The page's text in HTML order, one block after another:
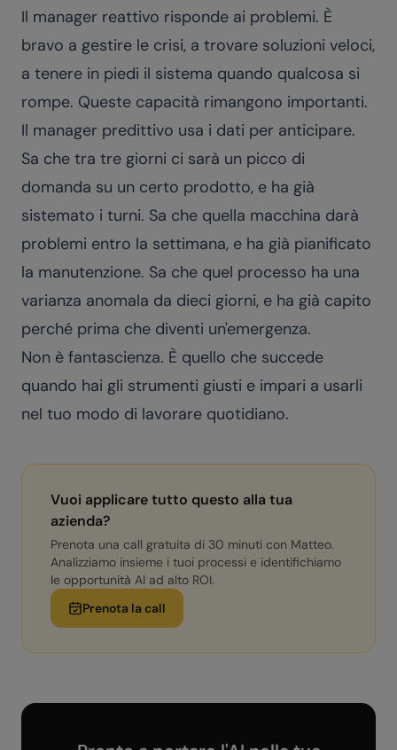
Il manager reattivo risponde ai problemi. È
bravo a gestire le crisi, a trovare soluzioni veloci,
a tenere in piedi il sistema quando qualcosa si
rompe. Queste capacità rimangono importanti.
Il manager predittivo usa i dati per anticipare.
Sa che tra tre giorni ci sarà un picco di
domanda su un certo prodotto, e ha già
sistemato i turni. Sa che quella macchina darà
problemi entro la settimana, e ha già pianificato
la manutenzione. Sa che quel processo ha una
varianza anomala da dieci giorni, e ha già capito
perché prima che diventi un'emergenza.
Non è fantascienza. È quello che succede
quando hai gli strumenti giusti e impari a usarli
nel tuo modo di lavorare quotidiano.
Vuoi applicare tutto questo alla tua
azienda?
Prenota una call gratuita di 30 minuti con Matteo.
Analizziamo insieme i tuoi processi e identifichiamo
le opportunità AI ad alto ROI.
Prenota la call